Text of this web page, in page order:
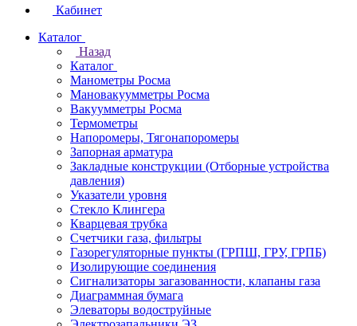
Кабинет
Каталог
Назад
Каталог
Манометры Росма
Мановакуумметры Росма
Вакуумметры Росма
Термометры
Напоромеры, Тягонапоромеры
Запорная арматура
Закладные конструкции (Отборные устройства
давления)
Указатели уровня
Стекло Клингера
Кварцевая трубка
Счетчики газа, фильтры
Газорегуляторные пункты (ГРПШ, ГРУ, ГРПБ)
Изолирующие соединения
Сигнализаторы загазованности, клапаны газа
Диаграммная бумага
Элеваторы водоструйные